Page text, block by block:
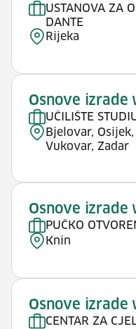
USTANOVA ZA
DANTE
Rijeka
Osnove izrade
UČILIŠTE
Bjelovar,
Vukovar, Zadar
Osnove izrade
PUČKO
Knin
Osnove izrade
CENTAR ZA